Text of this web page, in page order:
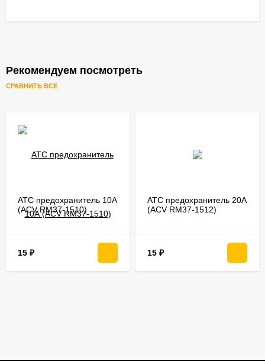
Рекомендуем посмотреть
СРАВНИТЬ ВСЕ
ATC предохранитель 10А
(ACV RM37-1510)
15 ₽
ATC предохранитель 20А
(ACV RM37-1512)
15 ₽